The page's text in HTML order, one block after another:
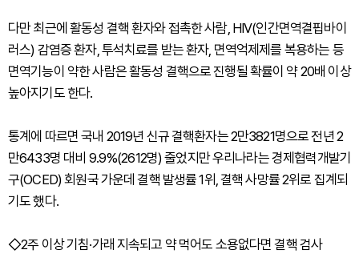
다만 최근에 활동성 결핵 환자와 접촉한 사람, HIV(인간면역결핍바이
러스) 감염증 환자, 투석치료를 받는 환자, 면역억제제를 복용하는 등
면역기능이 약한 사람은 활동성 결핵으로 진행될 확률이 약 20배 이상
높아지기도 한다.
통계에 따르면 국내 2019년 신규 결핵환자는 2만3821명으로 전년 2
만6433명 대비 9.9%(2612명) 줄었지만 우리나라는 경제협력개발기
구(OCED) 회원국 가운데 결핵 발생률 1위, 결핵 사망률 2위로 집계되
기도 했다.
◇2주 이상 기침·가래 지속되고 약 먹어도 소용없다면 결핵 검사